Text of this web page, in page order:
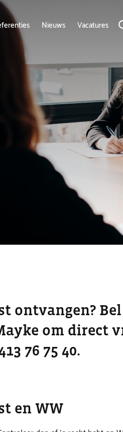
Nieuws Vacatures
ontvangen?
om direct
76 75 40.
en WW